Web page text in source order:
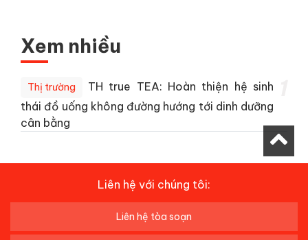
Xem nhiều
Thị trường
TH true TEA: Hoàn thiện hệ sinh
thái đồ uống không đường hướng tới dinh dưỡng
cân bằng
Liên hệ với chúng tôi:
Liên hệ tòa soạn